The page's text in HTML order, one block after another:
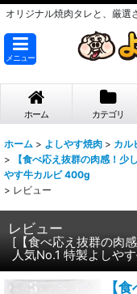
オリジナル焼肉タレと、厳選
メニュー
ホーム カテゴリ
ホーム > よしやす焼肉 > カル
>
【食べ応え抜群の肉感！少
やす牛カルビ 400g
> レビュー
レビュー
[ 【食べ応え抜群の肉
人気No.1 特製よしや
【